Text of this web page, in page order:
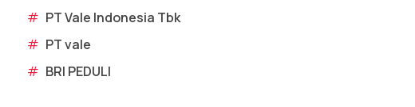
# PT Vale Indonesia Tbk
# PT vale
# BRI PEDULI